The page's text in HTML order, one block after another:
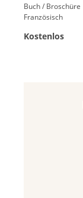
Buch / Broschüre
Französisch
Kostenlos